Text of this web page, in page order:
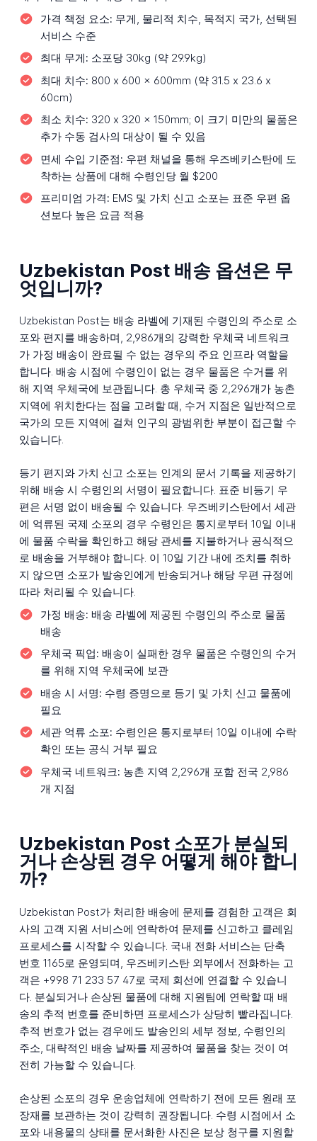
가격 책정 요소: 무게, 물리적 치수, 목적지 국가, 선택된
서비스 수준
최대 무게: 소포당 30kg (약 29.9kg)
최대 치수: 800 x 600 x 600mm (약 31.5 x 23.6 x
60cm)
최소 치수: 320 x 320 x 150mm; 이 크기 미만의 물품은
추가 수동 검사의 대상이 될 수 있음
면세 수입 기준점: 우편 채널을 통해 우즈베키스탄에 도
착하는 상품에 대해 수령인당 월 $200
프리미엄 가격: EMS 및 가치 신고 소포는 표준 우편 옵
션보다 높은 요금 적용
Uzbekistan Post 배송 옵션은 무
엇입니까?
Uzbekistan Post는 배송 라벨에 기재된 수령인의 주소로 소
포와 편지를 배송하며, 2,986개의 강력한 우체국 네트워크
가 가정 배송이 완료될 수 없는 경우의 주요 인프라 역할을
합니다. 배송 시점에 수령인이 없는 경우 물품은 수거를 위
해 지역 우체국에 보관됩니다. 총 우체국 중 2,296개가 농촌
지역에 위치한다는 점을 고려할 때, 수거 지점은 일반적으로
국가의 모든 지역에 걸쳐 인구의 광범위한 부분이 접근할 수
있습니다.
등기 편지와 가치 신고 소포는 인계의 문서 기록을 제공하기
위해 배송 시 수령인의 서명이 필요합니다. 표준 비등기 우
편은 서명 없이 배송될 수 있습니다. 우즈베키스탄에서 세관
에 억류된 국제 소포의 경우 수령인은 통지로부터 10일 이내
에 물품 수락을 확인하고 해당 관세를 지불하거나 공식적으
로 배송을 거부해야 합니다. 이 10일 기간 내에 조치를 취하
지 않으면 소포가 발송인에게 반송되거나 해당 우편 규정에
따라 처리될 수 있습니다.
가정 배송: 배송 라벨에 제공된 수령인의 주소로 물품
배송
우체국 픽업: 배송이 실패한 경우 물품은 수령인의 수거
를 위해 지역 우체국에 보관
배송 시 서명: 수령 증명으로 등기 및 가치 신고 물품에
필요
세관 억류 소포: 수령인은 통지로부터 10일 이내에 수락
확인 또는 공식 거부 필요
우체국 네트워크: 농촌 지역 2,296개 포함 전국 2,986
개 지점
Uzbekistan Post 소포가 분실되
거나 손상된 경우 어떻게 해야 합니
까?
Uzbekistan Post가 처리한 배송에 문제를 경험한 고객은 회
사의 고객 지원 서비스에 연락하여 문제를 신고하고 클레임
프로세스를 시작할 수 있습니다. 국내 전화 서비스는 단축
번호 1165로 운영되며, 우즈베키스탄 외부에서 전화하는 고
객은 +998 71 233 57 47로 국제 회선에 연결할 수 있습니
다. 분실되거나 손상된 물품에 대해 지원팀에 연락할 때 배
송의 추적 번호를 준비하면 프로세스가 상당히 빨라집니다.
추적 번호가 없는 경우에도 발송인의 세부 정보, 수령인의
주소, 대략적인 배송 날짜를 제공하여 물품을 찾는 것이 여
전히 가능할 수 있습니다.
손상된 소포의 경우 운송업체에 연락하기 전에 모든 원래 포
장재를 보관하는 것이 강력히 권장됩니다. 수령 시점에서 소
포와 내용물의 상태를 문서화한 사진은 보상 청구를 지원할